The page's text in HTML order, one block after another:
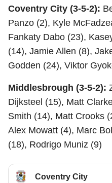
Coventry City (3-5-2):
Panzo (2), Kyle
Fankaty Dabo (23),
(14), Jamie Allen (8),
Godden (24), Viktor
Middlesbrough (3-5-2):
Dijksteel (15), Matt
Smith (14), Matt Crooks
Alex Mowatt (4), Marc
(18), Rodrigo Muniz (9)
Coventry City